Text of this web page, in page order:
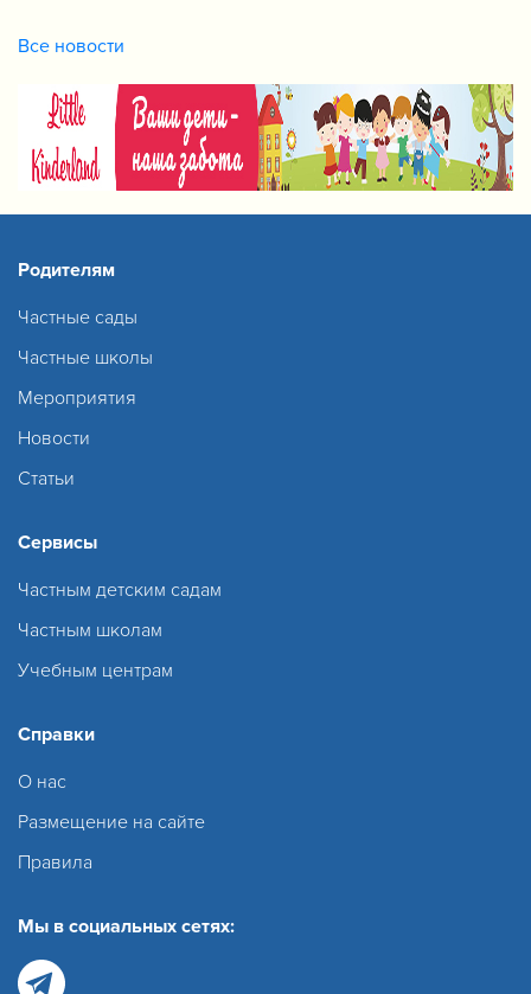
Все новости
Родителям
Частные сады
Частные школы
Мероприятия
Новости
Статьи
Сервисы
Частным детским садам
Частным школам
Учебным центрам
Справки
О нас
Размещение на сайте
Правила
Мы в социальных сетях: